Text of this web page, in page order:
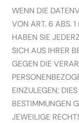
WENN DIE
VON ART. 6 ABS. 1
HABEN SIE
SICH AUS IHRER
GEGEN DIE
EINZULEGEN;
BESTIMMUNGEN
JEWEILIGE